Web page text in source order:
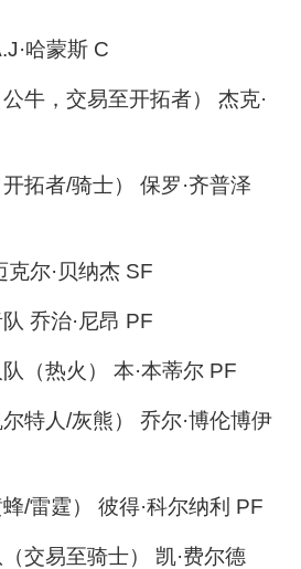
哈蒙斯 C
牛，交易至开拓者） 杰克·
拓者/骑士） 保罗·齐普泽
尔·贝纳杰 SF
乔治·尼昂 PF
（热火） 本·本蒂尔 PF
特人/灰熊） 乔尔·博伦博伊
/雷霆） 彼得·科尔纳利 PF
交易至骑士） 凯·费尔德